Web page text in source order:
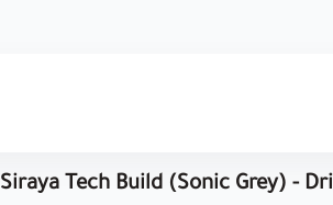
Siraya Tech Build (Sonic Grey) -